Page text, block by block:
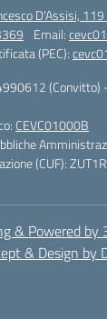
D'Assisi,
Email:
(PEC):
CEVC01000B
(CUF):
& Powered by
& Design by